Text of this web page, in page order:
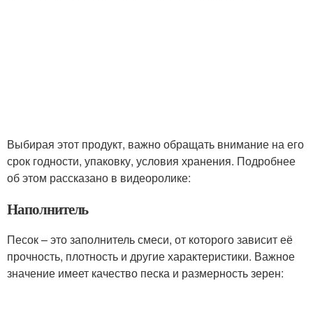
Выбирая этот продукт, важно обращать внимание на его
срок годности, упаковку, условия хранения. Подробнее
об этом рассказано в видеоролике:
Наполнитель
Песок – это заполнитель смеси, от которого зависит её
прочность, плотность и другие характеристики. Важное
значение имеет качество песка и размерность зерен: